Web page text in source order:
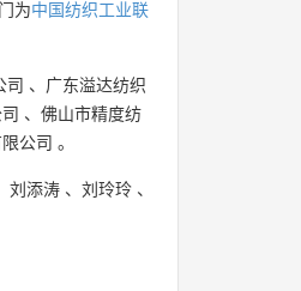
为中国纺织工业联
司 、 广东溢达纺织
、 佛山市精度纺
公司 。
刘添涛 、 刘玲玲 、